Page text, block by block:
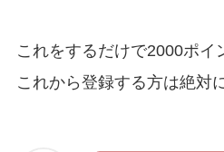
これをするだけで2000ポイ
これから登録する方は絶対